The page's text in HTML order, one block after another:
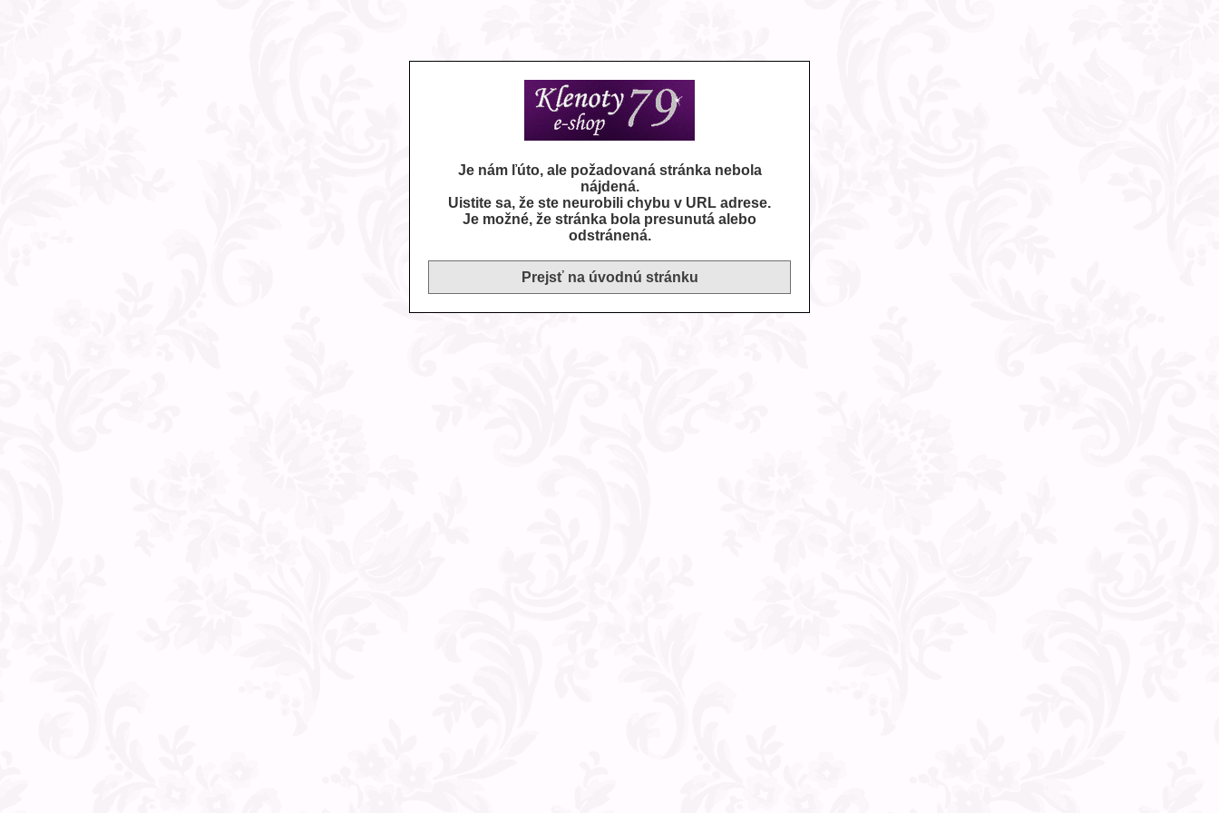
Je nám ľúto, ale požadovaná stránka nebola
nájdená.
Uistite sa, že ste neurobili chybu v URL adrese.
Je možné, že stránka bola presunutá alebo
odstránená.
Prejsť na úvodnú stránku